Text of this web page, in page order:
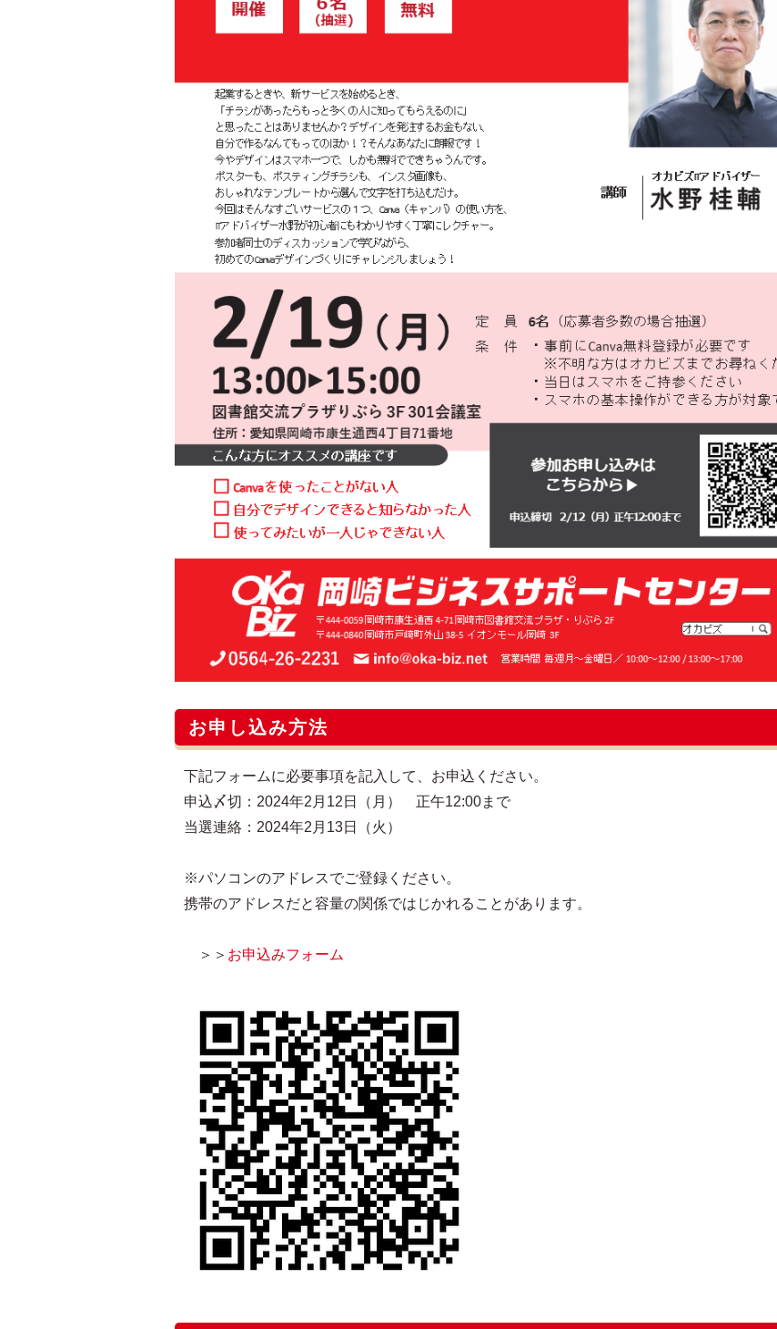
お申し込み方法
下記フォームに必要事項を記入して、お申込ください。
申込〆切：2024年2月12日（月） 正午12:00まで
当選連絡：2024年2月13日（火）
※パソコンのアドレスでご登録ください。
携帯のアドレスだと容量の関係ではじかれることがあります。
＞＞ お申込みフォーム